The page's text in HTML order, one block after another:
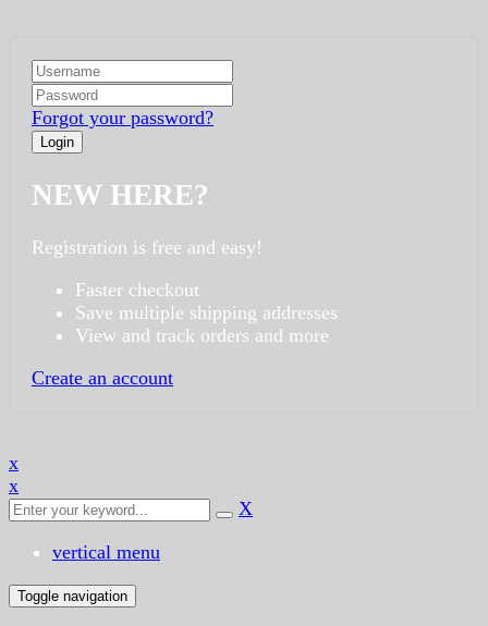
Forgot your password?
NEW HERE?
Registration is free and easy!
Faster checkout
Save multiple shipping addresses
View and track orders and more
Create an account
x
x
X
vertical menu
Toggle navigation